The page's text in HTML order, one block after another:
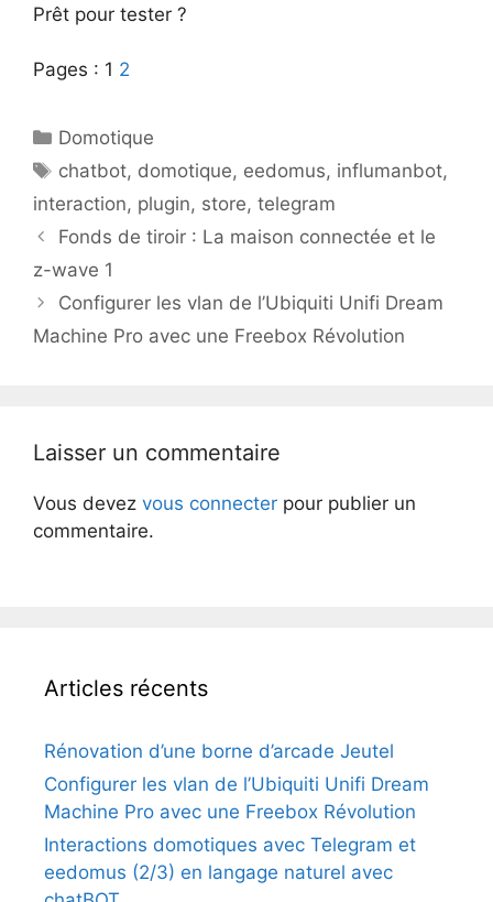
Prêt pour tester ?
Pages : 1 2
Catégories
Domotique
Étiquettes
chatbot, domotique, eedomus, influmanbot,
interaction, plugin, store, telegram
Navigation
des
Fonds de tiroir : La maison connectée et le
z-wave 1
Configurer les vlan de l’Ubiquiti Unifi Dream
Machine Pro avec une Freebox Révolution
Laisser un commentaire
Vous devez vous connecter pour publier un
commentaire.
Articles récents
Rénovation d’une borne d’arcade Jeutel
Configurer les vlan de l’Ubiquiti Unifi Dream
Machine Pro avec une Freebox Révolution
Interactions domotiques avec Telegram et
eedomus (2/3) en langage naturel avec